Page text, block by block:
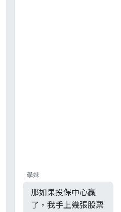
學妹
那如果投保中心贏
了，我手上幾張股票